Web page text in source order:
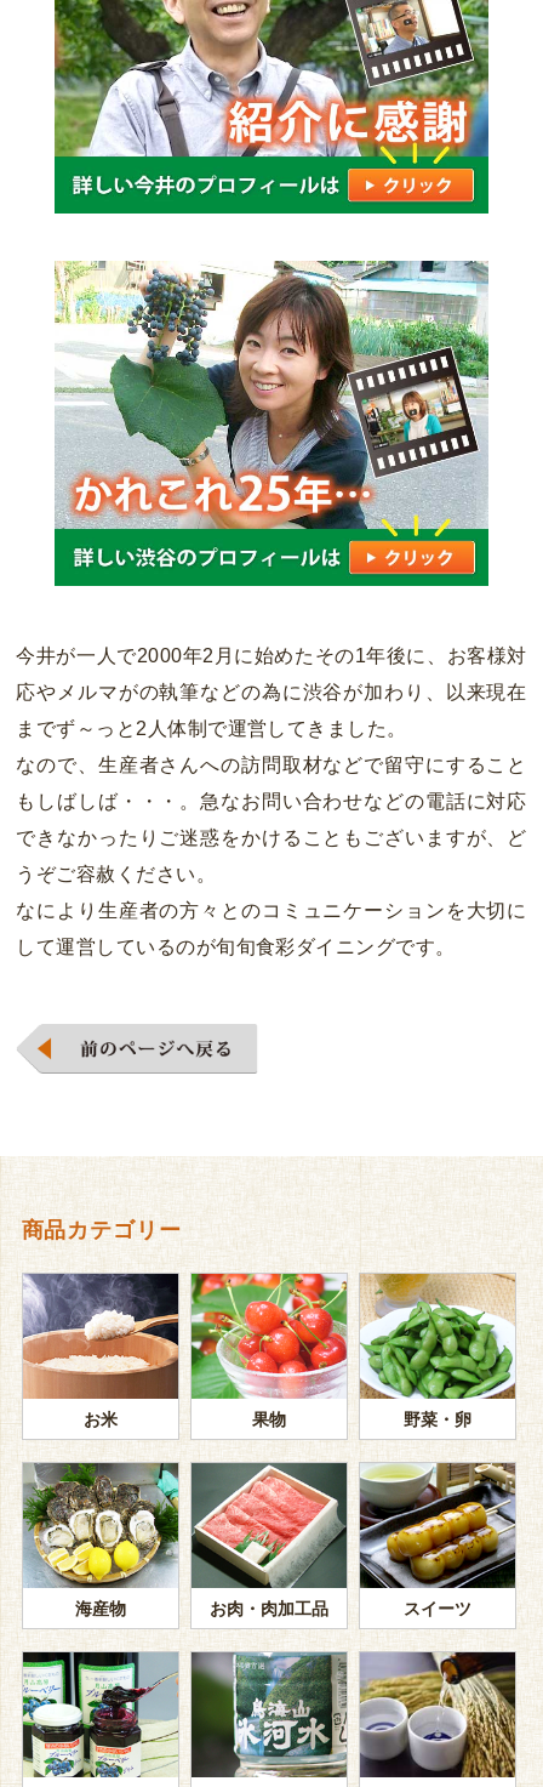
今井が一人で2000年2月に始めたその1年後に、お客様対
応やメルマがの執筆などの為に渋谷が加わり、以来現在
までず～っと2人体制で運営してきました。
なので、生産者さんへの訪問取材などで留守にすること
もしばしば・・・。急なお問い合わせなどの電話に対応
できなかったりご迷惑をかけることもございますが、ど
うぞご容赦ください。
なにより生産者の方々とのコミュニケーションを大切に
して運営しているのが旬旬食彩ダイニングです。
商品カテゴリー
お米 果物 野菜・卵
海産物 お肉・肉加工品 スイーツ